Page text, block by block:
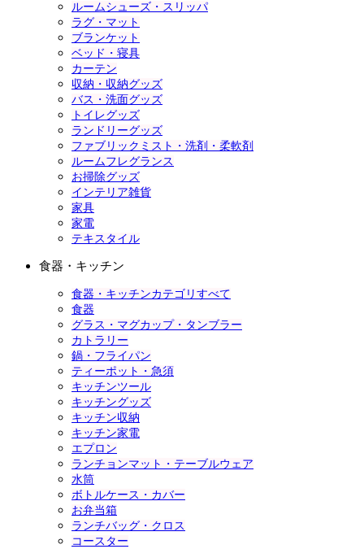
ルームシューズ・スリッパ
ラグ・マット
ブランケット
ベッド・寝具
カーテン
収納・収納グッズ
バス・洗面グッズ
トイレグッズ
ランドリーグッズ
ファブリックミスト・洗剤・柔軟剤
ルームフレグランス
お掃除グッズ
インテリア雑貨
家具
家電
テキスタイル
食器・キッチン
食器・キッチンカテゴリすべて
食器
グラス・マグカップ・タンブラー
カトラリー
鍋・フライパン
ティーポット・急須
キッチンツール
キッチングッズ
キッチン収納
キッチン家電
エプロン
ランチョンマット・テーブルウェア
水筒
ボトルケース・カバー
お弁当箱
ランチバッグ・クロス
コースター